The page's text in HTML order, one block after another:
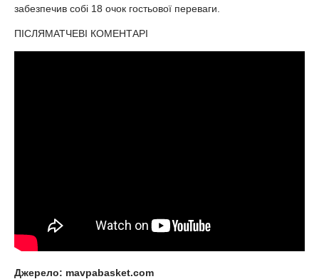
забезпечив собі 18 очок гостьової переваги.
ПІСЛЯМАТЧЕВІ КОМЕНТАРІ
Джерело: mavpabasket.com